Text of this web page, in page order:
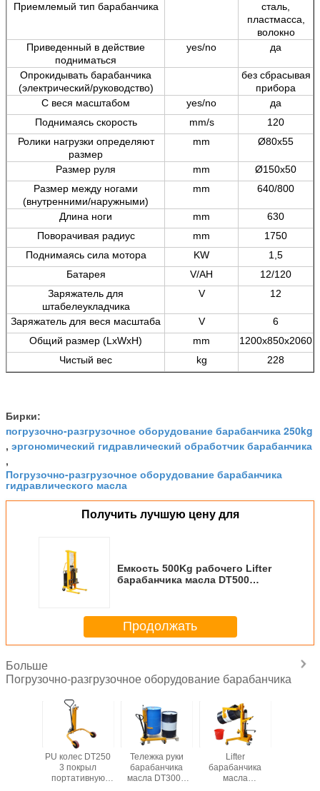
Приемлемый тип барабанчика
сталь,
пластмасса,
волокно
Приведенный в действие
подниматься
yes/no да
Опрокидывать барабанчика
(электрический/руководство)
без сбрасывая
прибора
С веся масштабом
yes/no
да
Поднимаясь скорость
mm/s
120
Ролики нагрузки определяют
размер
mm Ø80x55
Размер руля mm
Ø150x50
Размер между ногами
(внутренними/наружными)
mm 640/800
Длина ноги mm
630
Поворачивая радиус
mm
1750
Поднимаясь сила мотора
KW
1,5
Батарея
V/AH
12/120
Заряжатель для
штабелеукладчика
V 12
Заряжатель для веся масштаба V
6
Общий размер (LxWxH)
mm
1200x850x2060
Чистый вес
kg 228
Бирки:
погрузочно-разгрузочное оборудование барабанчика 250kg
, эргономический гидравлический обработчик барабанчика
,
Погрузочно-разгрузочное оборудование барабанчика
гидравлического масла
Получить лучшую цену для
Емкость 500Kg рабочего Lifter
барабанчика масла DT500
Продолжать
Больше
Погрузочно-разгрузочное оборудование барабанчика
PU колес DT250
3 покрыл
портативную
Тележка руки
барабанчика
масла DT300A
Lifter
барабанчика
масла